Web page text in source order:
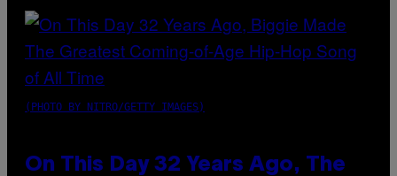
(PHOTO BY NITRO/GETTY IMAGES)
On This Day 32 Years Ago, The